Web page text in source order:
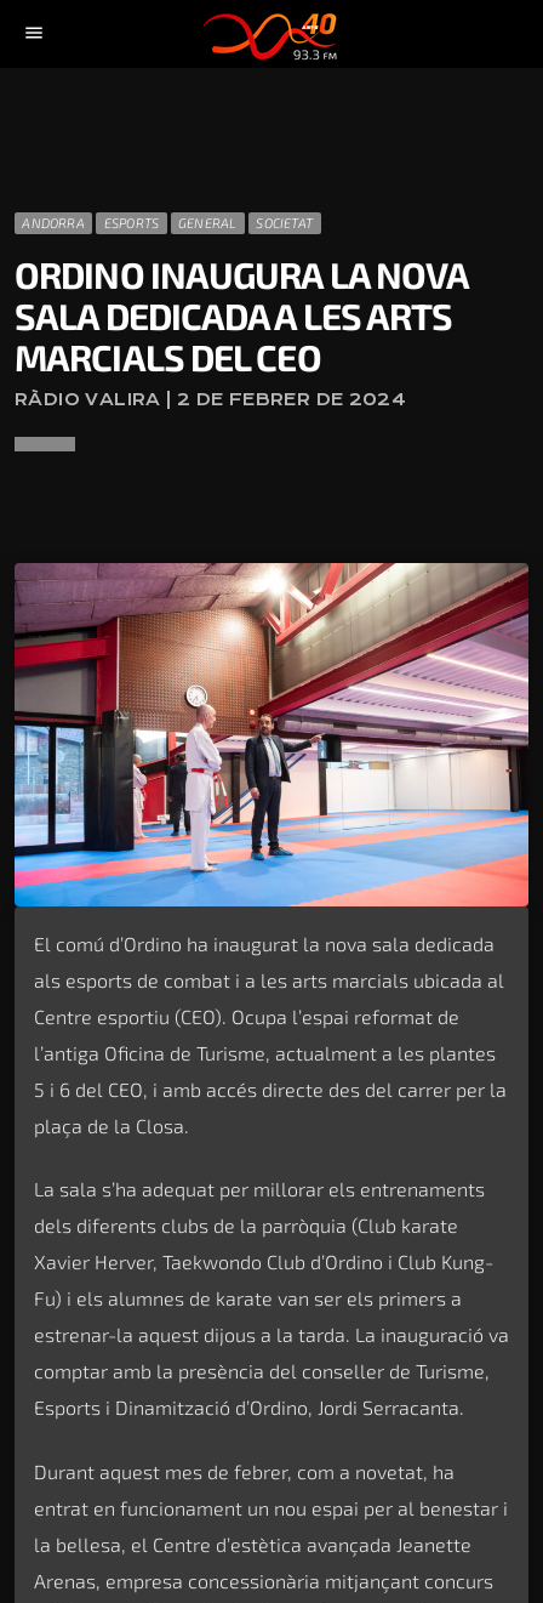
menu
ANDORRA ESPORTS GENERAL SOCIETAT
ORDINO INAUGURA LA NOVA
SALA DEDICADA A LES ARTS
MARCIALS DEL CEO
RÀDIO VALIRA | 2 DE FEBRER DE 2024
El comú d’Ordino ha inaugurat la nova sala dedicada
als esports de combat i a les arts marcials ubicada al
Centre esportiu (CEO). Ocupa l’espai reformat de
l’antiga Oficina de Turisme, actualment a les plantes
5 i 6 del CEO, i amb accés directe des del carrer per la
plaça de la Closa.
La sala s’ha adequat per millorar els entrenaments
dels diferents clubs de la parròquia (Club karate
Xavier Herver, Taekwondo Club d’Ordino i Club Kung-
Fu) i els alumnes de karate van ser els primers a
estrenar-la aquest dijous a la tarda. La inauguració va
comptar amb la presència del conseller de Turisme,
Esports i Dinamització d’Ordino, Jordi Serracanta.
Durant aquest mes de febrer, com a novetat, ha
entrat en funcionament un nou espai per al benestar i
la bellesa, el Centre d’estètica avançada Jeanette
Arenas, empresa concessionària mitjançant concurs